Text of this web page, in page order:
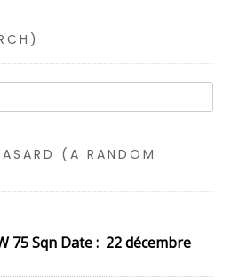
(A RANDOM
75 Sqn Date : 22 décembre